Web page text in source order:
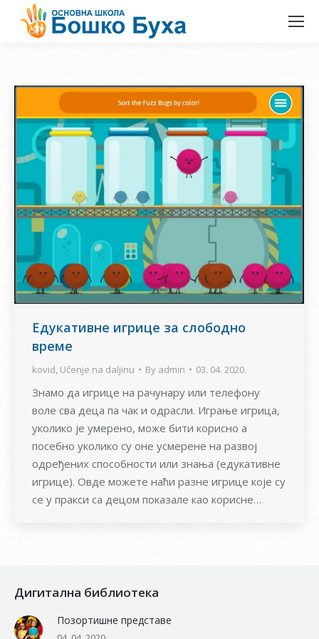
Едукативне игрице за слободно
време
kovid, Učenje na daljinu By admin 03. 04. 2020.
Знамо да игрице на рачунару или телефону
воле сва деца па чак и одрасли. Играње игрица,
уколико је умерено, може бити корисно а
посебно уколико су оне усмерене на развој
одређених способности или знања (едукативне
игрице). Овде можете наћи разне игрице које су
се у пракси са децом показале као корисне…
Дигитална библиотека
Позортишне представе